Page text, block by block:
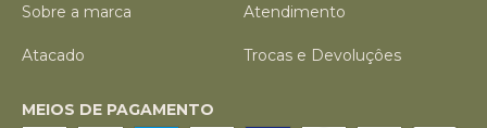
Sobre a marca
Atendimento
Atacado Trocas e Devoluçôes
MEIOS DE PAGAMENTO